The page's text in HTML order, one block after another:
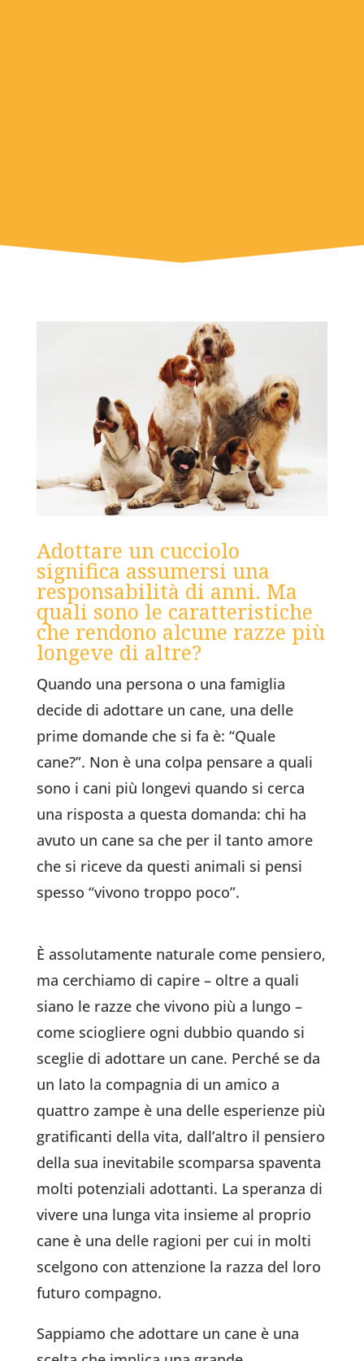
Adottare un cucciolo
significa assumersi una
responsabilità di anni. Ma
quali sono le caratteristiche
che rendono alcune razze più
longeve di altre?
Quando una persona o una famiglia
decide di adottare un cane, una delle
prime domande che si fa è: “Quale
cane?”. Non è una colpa pensare a quali
sono i cani più longevi quando si cerca
una risposta a questa domanda: chi ha
avuto un cane sa che per il tanto amore
che si riceve da questi animali si pensi
spesso “vivono troppo poco”.
È assolutamente naturale come pensiero,
ma cerchiamo di capire – oltre a quali
siano le razze che vivono più a lungo –
come sciogliere ogni dubbio quando si
sceglie di adottare un cane. Perché se da
un lato la compagnia di un amico a
quattro zampe è una delle esperienze più
gratificanti della vita, dall’altro il pensiero
della sua inevitabile scomparsa spaventa
molti potenziali adottanti. La speranza di
vivere una lunga vita insieme al proprio
cane è una delle ragioni per cui in molti
scelgono con attenzione la razza del loro
futuro compagno.
Sappiamo che adottare un cane è una